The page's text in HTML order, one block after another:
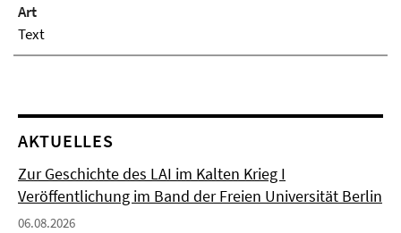
Art
Text
AKTUELLES
Zur Geschichte des LAI im Kalten Krieg I
Veröffentlichung im Band der Freien Universität Berlin
06.08.2026